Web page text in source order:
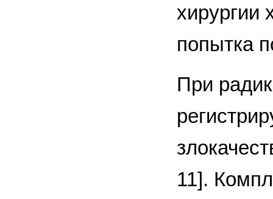
хирургии
попытка
При
11].